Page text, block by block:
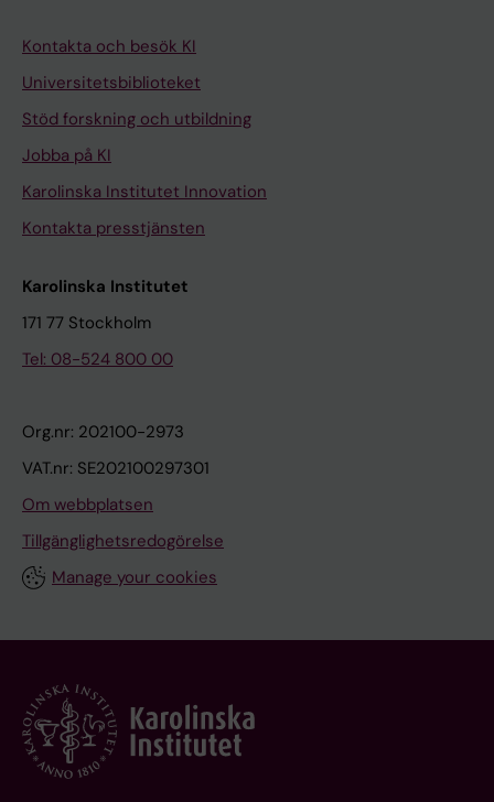
Kontakta och besök KI
Universitetsbiblioteket
Stöd forskning och utbildning
Jobba på KI
Karolinska Institutet Innovation
Kontakta presstjänsten
Karolinska Institutet
171 77 Stockholm
Tel: 08-524 800 00
Org.nr: 202100-2973
VAT.nr: SE202100297301
Om webbplatsen
Tillgänglighetsredogörelse
Manage your cookies